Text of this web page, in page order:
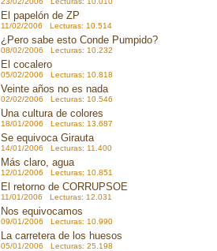
El papelón de ZP
11/02/2006 Lecturas: 10.514
¿Pero sabe esto Conde Pumpido?
08/02/2006 Lecturas: 10.232
El cocalero
05/02/2006 Lecturas: 10.818
Veinte años no es nada
02/02/2006 Lecturas: 10.546
Una cultura de colores
18/01/2006 Lecturas: 13.687
Se equivoca Girauta
14/01/2006 Lecturas: 11.400
Más claro, agua
12/01/2006 Lecturas: 10.851
El retorno de CORRUPSOE
11/01/2006 Lecturas: 12.031
Nos equivocamos
09/01/2006 Lecturas: 10.990
La carretera de los huesos
05/01/2006 Lecturas: 25.198